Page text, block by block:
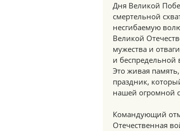
Дня Великой
смертельной
несгибаемую
Великой
мужества и
и беспредельной
Это живая
праздник,
нашей огромной
Командующий
Отечественная